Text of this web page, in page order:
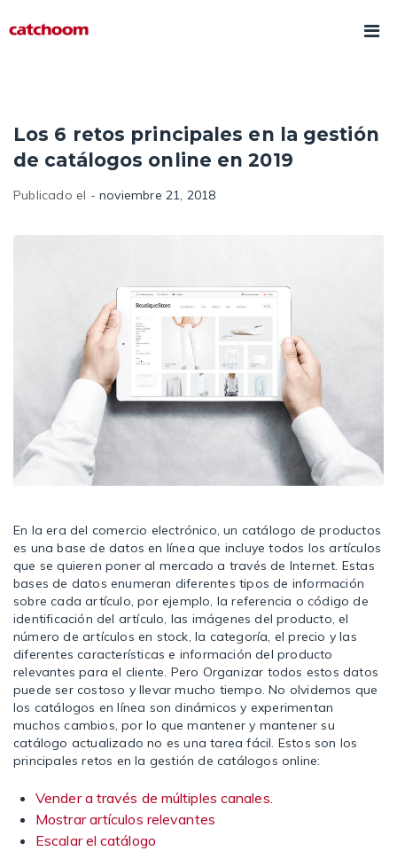
Los 6 retos principales en la gestión
de catálogos online en 2019
Publicado el - noviembre 21, 2018
En la era del comercio electrónico, un catálogo de productos
es una base de datos en línea que incluye todos los artículos
que se quieren poner al mercado a través de Internet. Estas
bases de datos enumeran diferentes tipos de información
sobre cada artículo, por ejemplo, la referencia o código de
identificación del artículo, las imágenes del producto, el
número de artículos en stock, la categoría, el precio y las
diferentes características e información del producto
relevantes para el cliente. Pero Organizar todos estos datos
puede ser costoso y llevar mucho tiempo. No olvidemos que
los catálogos en línea son dinámicos y experimentan
muchos cambios, por lo que mantener y mantener su
catálogo actualizado no es una tarea fácil. Estos son los
principales retos en la gestión de catálogos online:
Vender a través de múltiples canales.
Mostrar artículos relevantes
Escalar el catálogo